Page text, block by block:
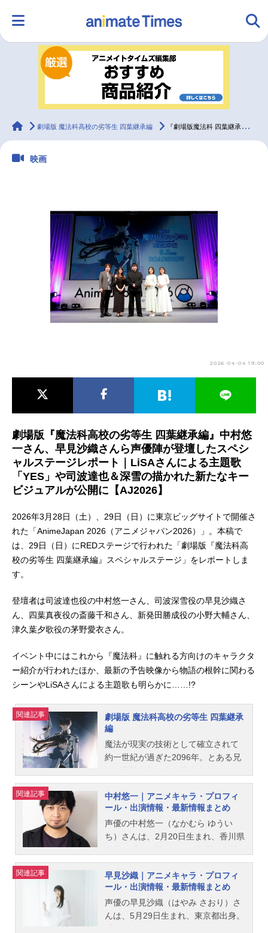
ランキング アニメ
ラジオ グッズ
配信・Vtuber トレンド
最新記事一覧
アニメ記事一覧 声優記事一覧
アニメ映画一覧 実写化映画一覧
今期アニメ曜日別一覧
男性声優/女性声優一覧
animateTimes
劇場版 魔法科高校の劣等生 四葉継承編 『劇場版魔法科 四葉継承編』SPステージレポート【AJ2026】
映画
2026-04-04 19:00
劇場版『魔法科高校の劣等生 四葉継承編』中村悠
一さん、早見沙織さんら声優陣が登壇したスペシ
ャルステージレポート｜LiSAさんによる主題歌
「YES」や司波達也＆深雪の描かれた新たなキー
ビジュアルが公開に【AJ2026】
2026年3月28日（土）、29日（日）に東京ビッグサイトで開催さ
れた「AnimeJapan 2026（アニメジャパン2026）」。本稿で
は、29日（日）にREDステージで行われた「劇場版『魔法科高
校の劣等生 四葉継承編』スペシャルステージ」をレポートしま
す。
登壇者は司波達也役の中村悠一さん、司波深雪役の早見沙織さ
ん、四葉真夜役の斎藤千和さん、新発田勝成役の小野大輔さん、
津久葉夕歌役の茅野愛衣さん。
イベント中にはこれから『魔法科』に触れる方向けのキャラクタ
ー紹介が行われたほか、最新の予告映像から物語の根幹に関わる
シーンやLiSAさんによる主題歌も明らかに……!?
関連記事
劇場版 魔法科高校の劣等生 四葉継承
編
魔法が現実の技術として確立されて
約一世紀が過ぎた2096年。とある兄
いた。魔法師として致命的な欠陥を
抱えて産まれた兄・達也。魔法師と
して稀有な才能を持ち、容姿・頭脳
ともに完璧な妹・深雪。劣等生と優
等生、立場は違えど二人は仲睦まじ
手紙が届くまでは――――。その手
紙は四葉本家で開かれる元旦の集ま
り〈慶春会〉への招待状だった。当
主の四葉真夜と分家の当主たちが一
堂に会するこの集いで、四葉家次期
関連記事
中村悠一｜アニメキャラ・プロフィ
ール・出演情報・最新情報まとめ
声優の中村悠一（なかむら ゆうい
ち）さんは、2月20日生まれ、香川県
役をはじめ、『呪術廻戦』の五条悟
役など、人気作品のキャラクターを
多く演じています。こちらでは、中
村悠一さんのオススメ記事をご紹
介！
関連記事
早見沙織｜アニメキャラ・プロフィ
ール・出演情報・最新情報まとめ
声優の早見沙織（はやみ さおり）さ
んは、5月29日生まれ、東京都出身。